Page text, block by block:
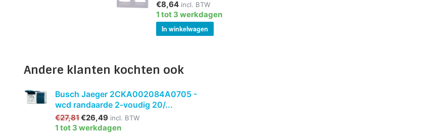
€8,64 incl. BTW
1 tot 3 werkdagen
In winkelwagen
Andere klanten kochten ook
Busch Jaeger 2CKA002084A0705 -
wcd randaarde 2-voudig 20/...
€27,81€26,49 incl. BTW
1 tot 3 werkdagen